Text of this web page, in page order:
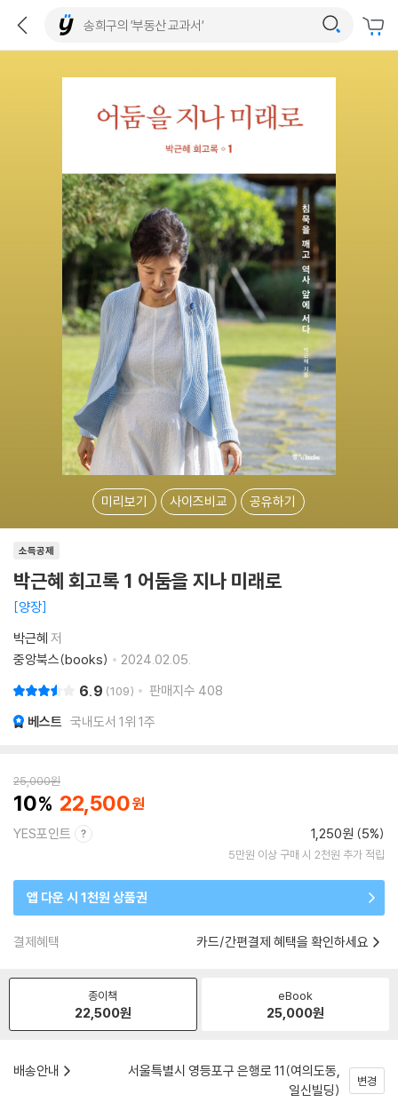
미리보기 사이즈비교 공유하기
소득공제
박근혜 회고록 1 어둠을 지나 미래로
양장
박근혜 저
중앙북스(books)
2024.02.05.
6.9 109 판매지수 408
베스트 국내도서 1위 1주
25,000원
10 22,500
YES포인트 1,250원 (5%)
5만원 이상 구매 시 2천원 추가 적립
앱 다운 시 1천원 상품권
결제혜택 카드/간편결제 혜택을 확인하세요
종이책
22,500원
eBook
25,000원
배송안내
서울특별시 영등포구 은행로 11(여의도동,
일신빌딩)
변경